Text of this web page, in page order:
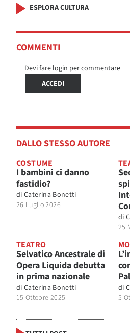
ESPLORA CULTURA
COMMENTI
Devi fare login per commentare
ACCEDI
DALLO STESSO AUTORE
COSTUME
I bambini ci danno
fastidio?
di Caterina Bonetti
26 Luglio 2026
di
25
TEATRO
Selvatico Ancestrale di
Opera Liquida debutta
in prima nazionale
di Caterina Bonetti
15 Ottobre 2025
di
5